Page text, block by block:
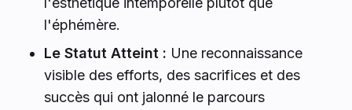
l'éphémère.
Le Statut Atteint : Une reconnaissance
visible des efforts, des sacrifices et des
succès qui ont jalonné le parcours